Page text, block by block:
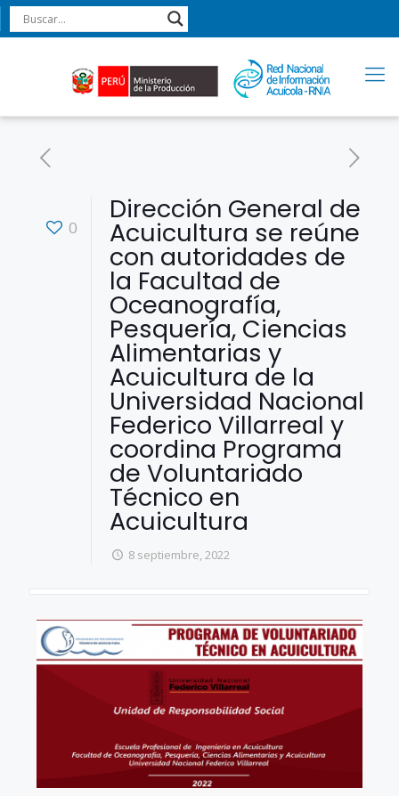
0
Dirección General de
Acuicultura se reúne
con autoridades de
la Facultad de
Oceanografía,
Pesquería, Ciencias
Alimentarias y
Acuicultura de la
Universidad Nacional
Federico Villarreal y
coordina Programa
de Voluntariado
Técnico en
Acuicultura
8 septiembre, 2022